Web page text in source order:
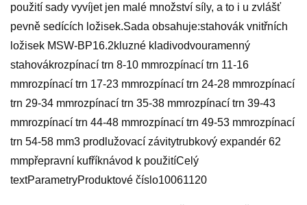
použití sady vyvíjet jen malé množství síly, a to i u zvlášť
pevně sedících ložisek.Sada obsahuje:stahovák vnitřních
ložisek MSW-BP16.2kluzné kladivodvouramenný
stahovákrozpínací trn 8-10 mmrozpínací trn 11-16
mmrozpínací trn 17-23 mmrozpínací trn 24-28 mmrozpínací
trn 29-34 mmrozpínací trn 35-38 mmrozpínací trn 39-43
mmrozpínací trn 44-48 mmrozpínací trn 49-53 mmrozpínací
trn 54-58 mm3 prodlužovací závitytrubkový expandér 62
mmpřepravní kufříknávod k použitíCelý
textParametryProduktové číslo10061120